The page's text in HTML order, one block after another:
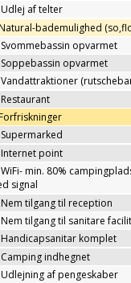
Udlej af telter
bademulighed
Svommebassin opvarmet
Soppebassin opvarmet
Vandattraktioner
Restaurant
Supermarked
Internet point
WiFi- min. 80%
signal
Nem tilgang til reception
Nem tilgang til sanitare
Handicapsanitar komplet
Camping indhegnet
Udlejning af pengeskaber